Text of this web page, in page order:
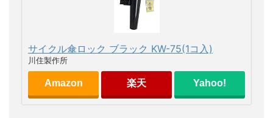
サイクル傘ロック ブラック KW-75(1コ入)
川住製作所
Amazon 楽天 Yahoo!